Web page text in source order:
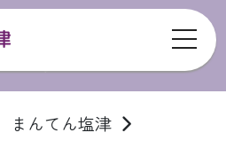
んてん塩津